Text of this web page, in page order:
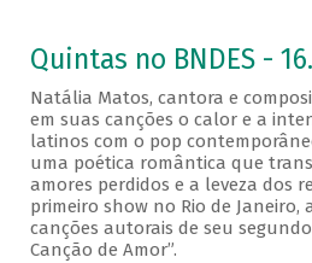
Quintas no BNDES -
Natália Matos, cantora e
em suas canções o calor e a
latinos com o pop
uma poética romântica que
amores perdidos e a leveza dos
primeiro show no Rio de
canções autorais de seu
Canção de Amor”.